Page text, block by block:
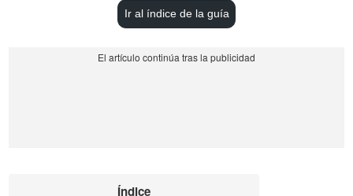
Ir al índice de la guía
Índice